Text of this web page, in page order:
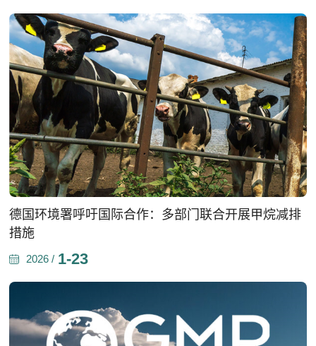
德国环境署呼吁国际合作：多部门联合开展甲烷减排
措施
2026 / 1-23